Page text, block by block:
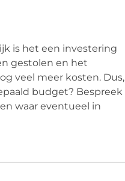
is het een investering
gestolen en het
veel meer kosten. Dus,
budget? Bespreek
waar eventueel in